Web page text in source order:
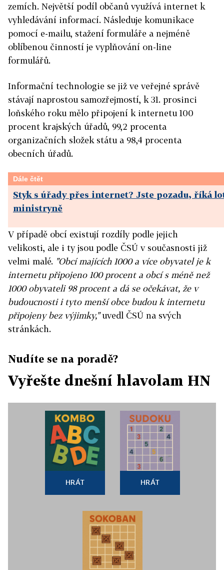
zemích. Největší podíl občanů využívá internet k
vyhledávání informací. Následuje komunikace
pomocí e-mailu, stažení formuláře a nejméně
oblíbenou činností je vyplňování on-line
formulářů.
Informační technologie se již ve veřejné správě
stávají naprostou samozřejmostí, k 31. prosinci
loňského roku mělo připojení k internetu 100
procent krajských úřadů, 99,2 procenta
organizačních složek státu a 98,4 procenta
obecních úřadů.
Dále čtět
Styk s úřady přes internet? Jste pozadu, říká
ministryně
V případě obcí existují rozdíly podle jejich
velikosti, ale i ty jsou podle ČSÚ v současnosti již
velmi malé. "Obcí majících 1000 a více obyvatel je k
internetu připojeno 100 procent a obcí s méně než
1000 obyvateli 98 procent a dá se očekávat, že v
budoucnosti i tyto menší obce budou k internetu
připojeny bez výjimky,"uvedl ČSÚ na svých
stránkách.
Nudíte se na poradě?
Vyřešte dnešní hlavolam HN
HRÁT HRÁT